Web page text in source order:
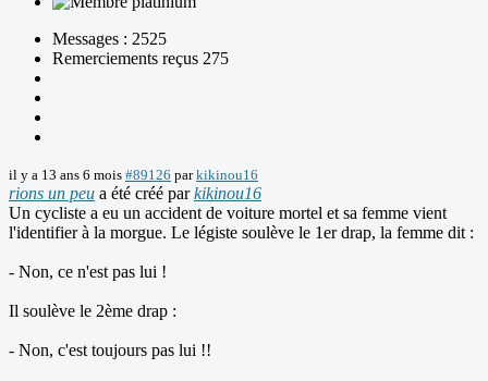
Messages : 2525
Remerciements reçus 275
il y a 13 ans 6 mois #89126 parkikinou16
rions un peu a été créé parkikinou16
Un cycliste a eu un accident de voiture mortel et sa femme vient
l'identifier à la morgue. Le légiste soulève le 1er drap, la femme dit :
- Non, ce n'est pas lui !
Il soulève le 2ème drap :
- Non, c'est toujours pas lui !!